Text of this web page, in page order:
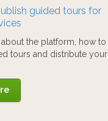
guided tours for
about the platform, how to
tours and distribute your